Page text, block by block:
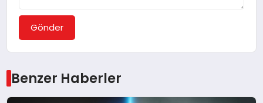
Gönder
Benzer Haberler